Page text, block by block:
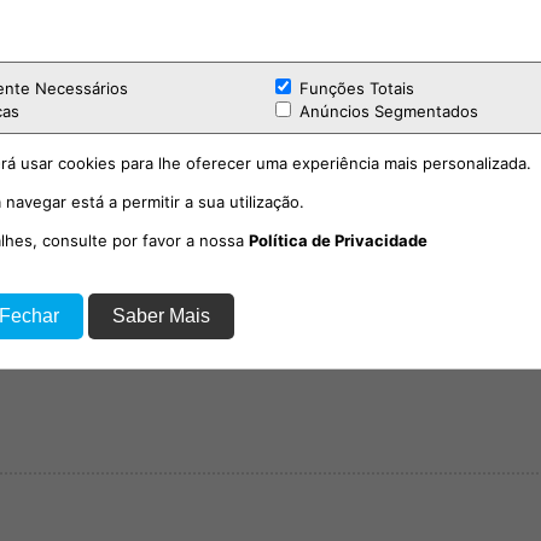
em 1986 para a criação do painel
Municipal.
o simbólico momento de cantar os
uma instituição que, há 61 anos,
projetando a leitura como ponte entre
Necessários
Funções Totais
Anúncios Segmentados
usar cookies para lhe oferecer uma experiência mais personalizada.
está a permitir a sua utilização.
consulte por favor a nossa Política de Privacidade
Saber Mais